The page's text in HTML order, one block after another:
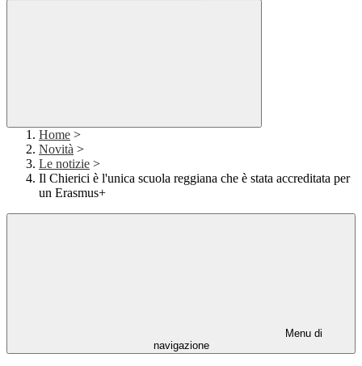
Home >
Novità >
Le notizie >
Il Chierici è l'unica scuola reggiana che è stata accreditata per
un Erasmus+
Menu di
navigazione